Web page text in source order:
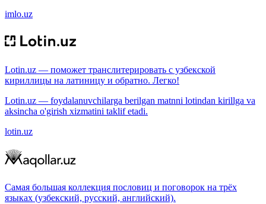
imlo.uz
Lotin.uz — поможет транслитерировать с узбекской
кириллицы на латиницу и обратно. Легко!
Lotin.uz — foydalanuvchilarga berilgan matnni lotindan kirillga va
aksincha o'girish xizmatini taklif etadi.
lotin.uz
Самая большая коллекция пословиц и поговорок на трёх
языках (узбекский, русский, английский).